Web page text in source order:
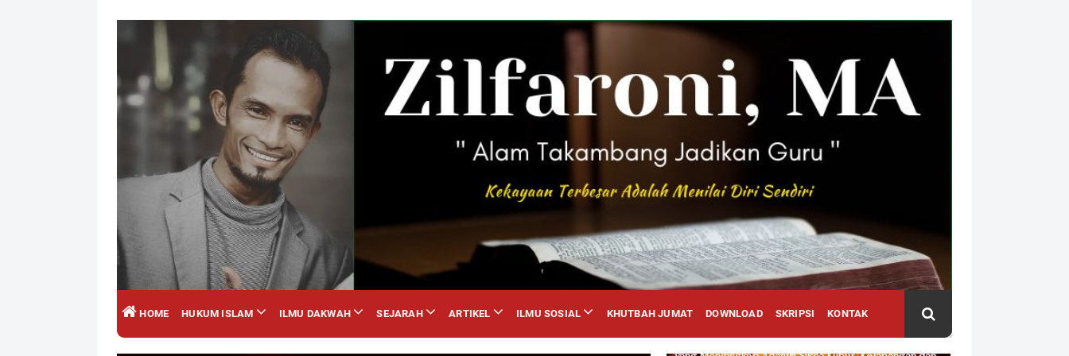
HOME HUKUM ISLAM ILMU DAKWAH SEJARAH ARTIKEL ILMU SOSIAL KHUTBAH JUMAT DOWNLOAD SKRIPSI KONTAK
Apakah Jawaban Kita terhadap Kaum Ateis dan Zindiq